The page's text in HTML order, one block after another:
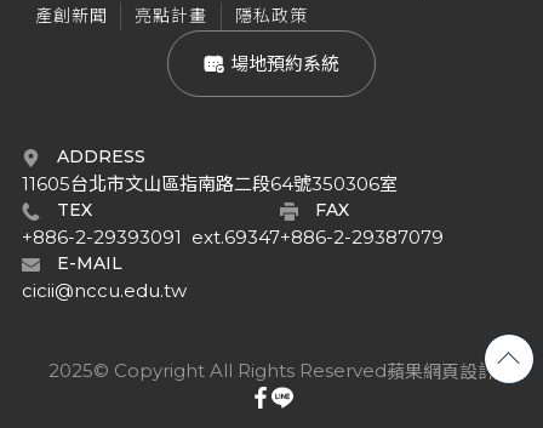
產創新聞 亮點計畫 隱私政策
場地預約系統
ADDRESS
11605台北市文山區指南路二段64號350306室
TEX
+886-2-29393091  ext.69347
FAX
+886-2-29387079
E-MAIL
cicii@nccu.edu.tw
2025© Copyright All Rights Reserved蘋果網頁設計